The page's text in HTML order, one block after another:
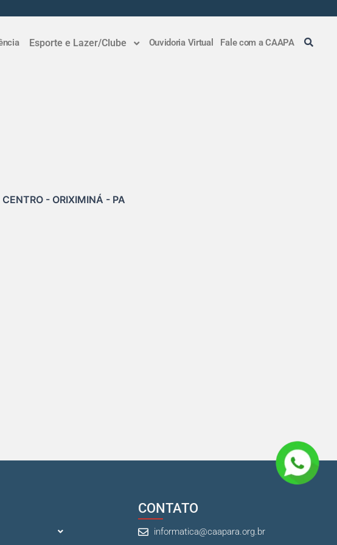
Esporte e Lazer/Clube Ouvidoria Virtual Fale com a CAAPA
- ORIXIMINÁ - PA
CONTATO
informatica@caapara.org.br